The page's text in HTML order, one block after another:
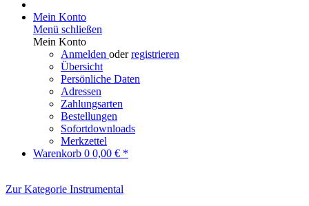
Mein Konto
Menü schließen
Mein Konto
Anmelden oderregistrieren
Übersicht
Persönliche Daten
Adressen
Zahlungsarten
Bestellungen
Sofortdownloads
Merkzettel
Warenkorb 0 0,00 € *
Zur Kategorie Instrumental